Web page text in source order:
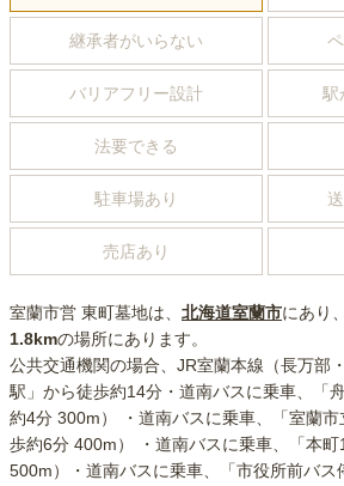
継承者がいらない
バリアフリー設計 駅
法要できる
駐車場あり
売店あり
室蘭市営 東町墓地は、 北海道室蘭市にあり
1.8kmの場所にあり ます。
公共交通機関の場合、JR室蘭本線（長万部
駅」から徒歩約14分・道南バスに乗車、「
約4分 300m） ・道南バスに乗車、「室蘭
歩約6分 400m） ・道南バスに乗車、「本
500m）・道南バスに乗車、「市役所前バス